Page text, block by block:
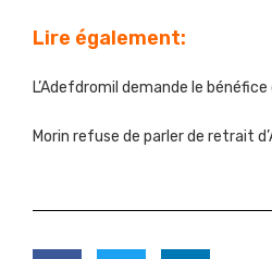
Lire également:
L’Adefdromil demande le
Morin refuse de parler de retrait